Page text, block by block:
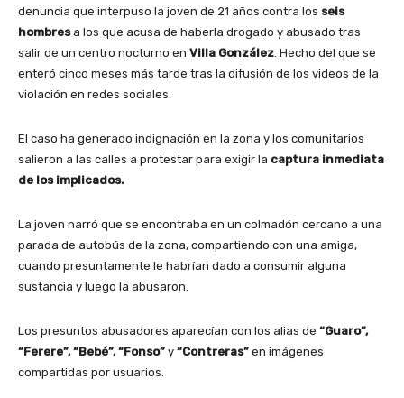
denuncia que interpuso la joven de 21 años contra los seis
hombresa los que acusa de haberla drogado y abusado tras
salir de un centro nocturno en Villa González. Hecho del que se
enteró cinco meses más tarde tras la difusión de los videos de la
violación en redes sociales.
El caso ha generado indignación en la zona y los comunitarios
salieron a las calles a protestar para exigir la captura inmediata
de los implicados.
La joven narró que se encontraba en un colmadón cercano a una
parada de autobús de la zona, compartiendo con una amiga,
cuando presuntamente le habrían dado a consumir alguna
sustancia y luego la abusaron.
Los presuntos abusadores aparecían con los alias de “Guaro”,
“Ferere”, “Bebé”, “Fonso” y “Contreras” en imágenes
compartidas por usuarios.